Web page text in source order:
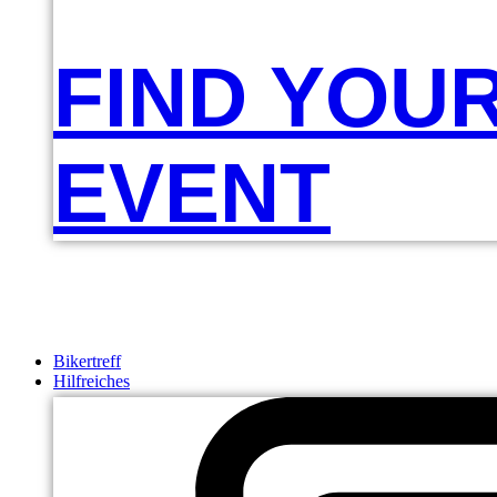
FIND
EVENT
Bikertreff
Hilfreiches